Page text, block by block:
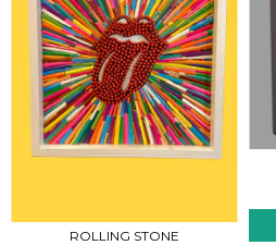
ROLLING STONE